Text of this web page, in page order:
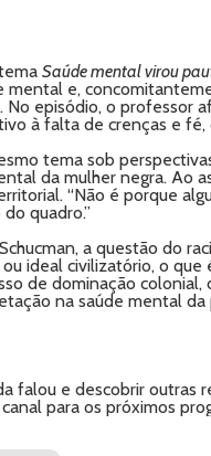
Saúde mental virou
mental e,
No episódio, o
à falta de crenças e fé,
tema sob
da mulher negra. Ao
“Não é porque
quadro.”
a questão do
ideal civilizatório, o
de dominação
na saúde mental da
falou e descobrir
para os próximos